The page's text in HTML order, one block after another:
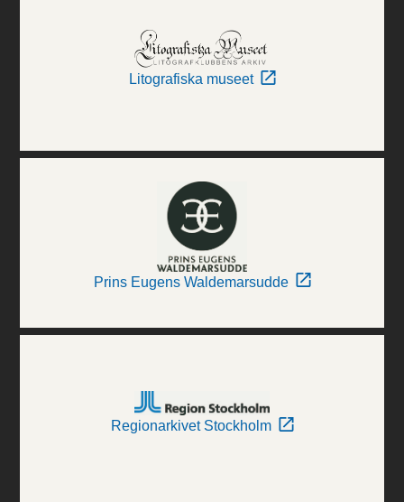
Litografiska museet
Prins Eugens Waldemarsudde
Regionarkivet Stockholm